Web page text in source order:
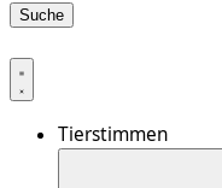
Suche
Tierstimmen